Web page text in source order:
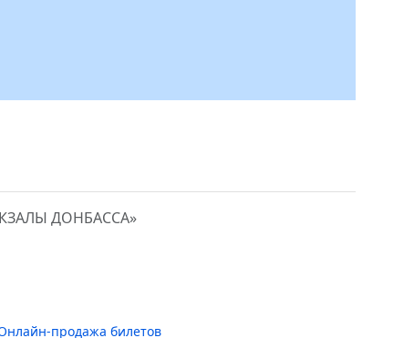
ДОНБАССА»
продажа билетов